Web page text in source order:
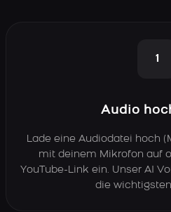
1
Audio
Lade eine Audiodatei hoch
mit deinem Mikrofon auf
YouTube-Link ein. Unser AI
die